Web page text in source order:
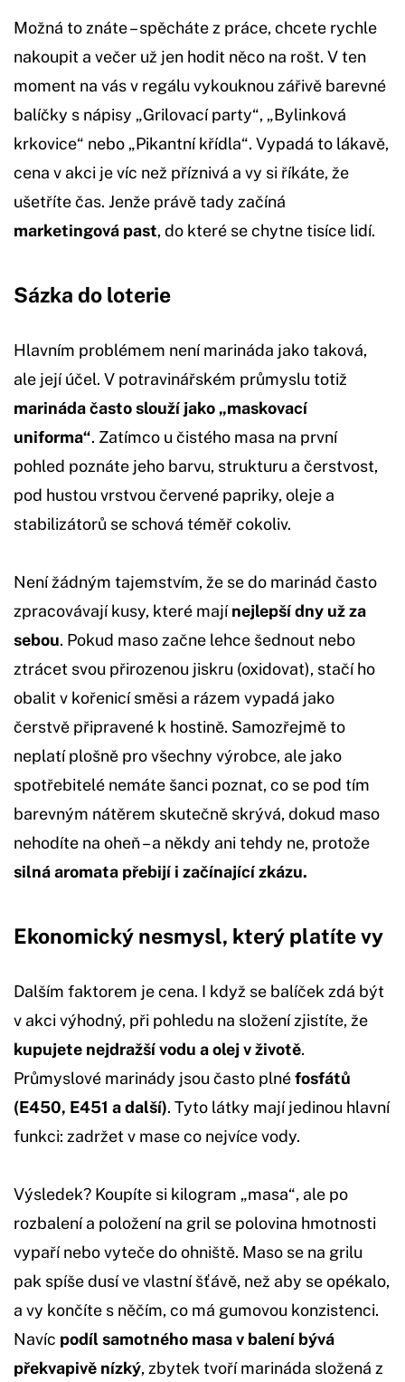
Možná to znáte – spěcháte z práce, chcete rychle
nakoupit a večer už jen hodit něco na rošt. V ten
moment na vás v regálu vykouknou zářivě barevné
balíčky s nápisy „Grilovací party“, „Bylinková
krkovice“ nebo „Pikantní křídla“. Vypadá to lákavě,
cena v akci je víc než příznivá a vy si říkáte, že
ušetříte čas. Jenže právě tady začíná
marketingová past, do které se chytne tisíce lidí.
Sázka do loterie
Hlavním problémem není marináda jako taková,
ale její účel. V potravinářském průmyslu totiž
marináda často slouží jako „maskovací
uniforma“. Zatímco u čistého masa na první
pohled poznáte jeho barvu, strukturu a čerstvost,
pod hustou vrstvou červené papriky, oleje a
stabilizátorů se schová téměř cokoliv.
Není žádným tajemstvím, že se do marinád často
zpracovávají kusy, které majínejlepší dny už za
sebou. Pokud maso začne lehce šednout nebo
ztrácet svou přirozenou jiskru (oxidovat), stačí ho
obalit v kořenicí směsi a rázem vypadá jako
čerstvě připravené k hostině. Samozřejmě to
neplatí plošně pro všechny výrobce, ale jako
spotřebitelé nemáte šanci poznat, co se pod tím
barevným nátěrem skutečně skrývá, dokud maso
nehodíte na oheň – a někdy ani tehdy ne, protože
silná aromata přebijí i začínající zkázu.
Ekonomický nesmysl, který platíte vy
Dalším faktorem je cena. I když se balíček zdá být
v akci výhodný, při pohledu na složení zjistíte, že
kupujete nejdražší vodu a olej v životě.
Průmyslové marinády jsou často plnéfosfátů
(E450, E451 a další). Tyto látky mají jedinou hlavní
funkci: zadržet v mase co nejvíce vody.
Výsledek? Koupíte si kilogram „masa“, ale po
rozbalení a položení na gril se polovina hmotnosti
vypaří nebo vyteče do ohniště. Maso se na grilu
pak spíše dusí ve vlastní šťávě, než aby se opékalo,
a vy končíte s něčím, co má gumovou konzistenci.
Navíc podíl samotného masa v balení bývá
překvapivě nízký, zbytek tvoří marináda složená z